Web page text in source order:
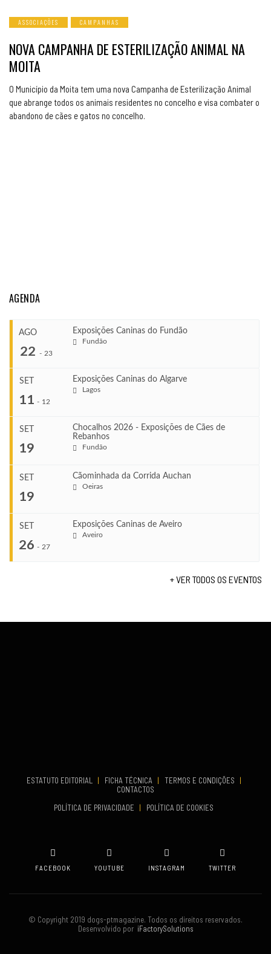
ASSOCIAÇÕES CAMPANHAS
NOVA CAMPANHA DE ESTERILIZAÇÃO ANIMAL NA
MOITA
O Município da Moita tem uma nova Campanha de Esterilização Animal
que abrange todos os animais residentes no concelho e visa combater o
abandono de cães e gatos no concelho.
AGENDA
AGO
22 - 23
Exposições Caninas do Fundão
Fundão
Ago 22, 2026
Ago 23, 2026
VENUE
SET
11 - 12
Exposições Caninas do Algarve
Lagos
Set 11, 2026
Set 12, 2026
VENUE
SET
19
Chocalhos 2026 - Exposições de Cães de
Rebanhos
Fundão
Set 19, 2026
SET
19
Cãominhada da Corrida Auchan
Oeiras
SET
26 - 27
Exposições Caninas de Aveiro
Aveiro
+ VER TODOS OS EVENTOS
ESTATUTO EDITORIAL | FICHA TÉCNICA | TERMOS E CONDIÇÕES
|
CONTACTOS
POLÍTICA DE PRIVACIDADE
| POLÍTICA DE COOKIES
FACEBOOK YOUTUBE INSTAGRAM TWITTER
© Copyright 2019 dogs-ptmagazine. Todos os direitos reservados.
Desenvolvido poriFactorySolutions